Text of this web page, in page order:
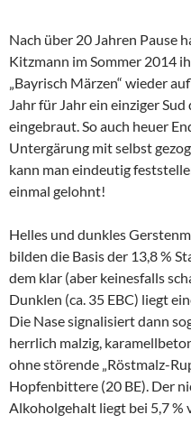
Nach über 20 Jahren Pause
Kitzmann im Sommer 2014
„Bayrisch Märzen“ wieder
Jahr für Jahr ein einziger
eingebraut. So auch heuer
Untergärung mit selbst
kann man eindeutig
einmal gelohnt!
Helles und dunkles
bilden die Basis der 13,8 %
dem klar (aber keinesfalls
Dunklen (ca. 35 EBC) liegt
Die Nase signalisiert dann
herrlich malzig,
ohne störende „Röstmalz-
Hopfenbittere (20 BE). Der
Alkoholgehalt liegt bei 5,7 %